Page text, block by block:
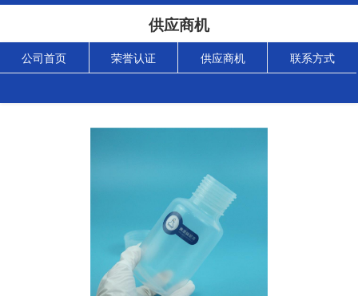
供应商机
公司首页 荣誉认证 供应商机 联系方式